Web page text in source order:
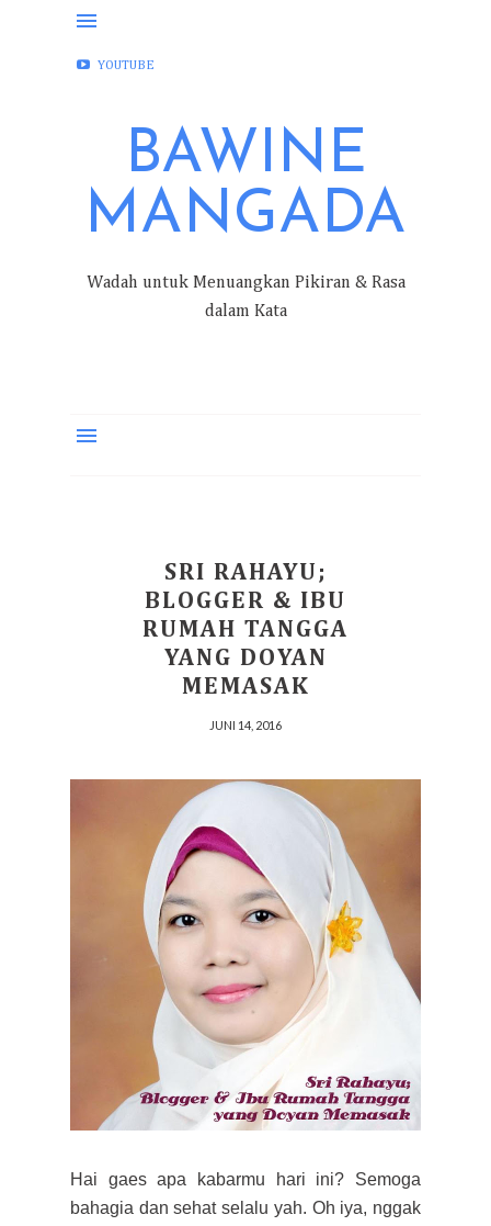
FACEBOOK
YOUTUBE
BAWINE
MANGADA
Wadah untuk Menuangkan Pikiran & Rasa
dalam Kata
SRI RAHAYU;
BLOGGER & IBU
RUMAH TANGGA
YANG DOYAN
MEMASAK
JUNI 14, 2016
Hai gaes apa kabarmu hari ini? Semoga
bahagia dan sehat selalu yah. Oh iya, nggak